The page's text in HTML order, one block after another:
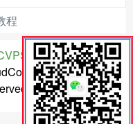
程
托管
中文网